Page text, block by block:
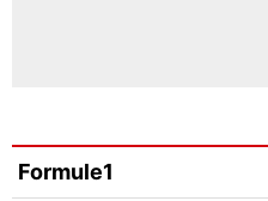
Formule1